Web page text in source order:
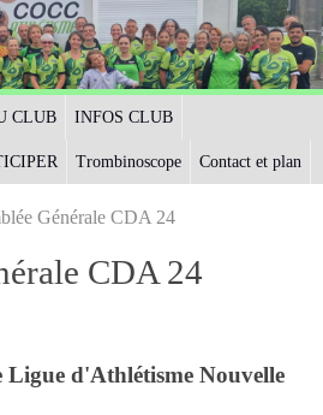
CLUB INFOS CLUB
Trombinoscope Contact et plan
Générale CDA 24
CDA 24
Ligue d'Athlétisme Nouvelle